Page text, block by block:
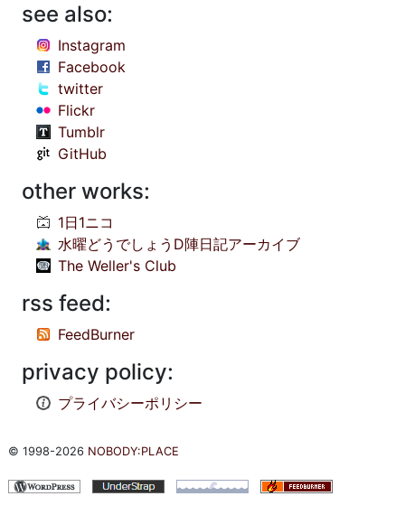
see also:
Instagram
Facebook
twitter
Flickr
Tumblr
GitHub
other works:
1日1ニコ
水曜どうでしょうD陣日記アーカイブ
The Weller's Club
rss feed:
FeedBurner
privacy policy:
プライバシーポリシー
© 1998-2026 NOBODY:PLACE